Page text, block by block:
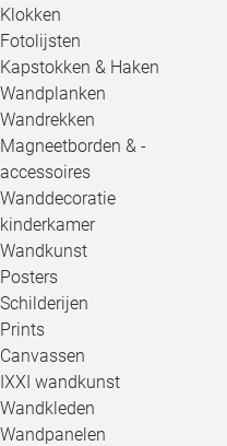
Klokken
Fotolijsten
Kapstokken & Haken
Wandplanken
Wandrekken
Magneetborden & -
accessoires
Wanddecoratie
kinderkamer
Wandkunst
Posters
Schilderijen
Prints
Canvassen
IXXI wandkunst
Wandkleden
Wandpanelen